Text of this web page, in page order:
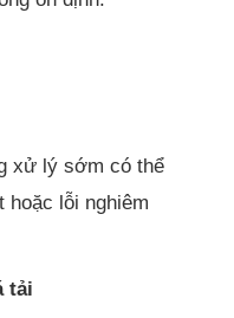
xử lý sớm có thể
hoặc lỗi nghiêm
tải